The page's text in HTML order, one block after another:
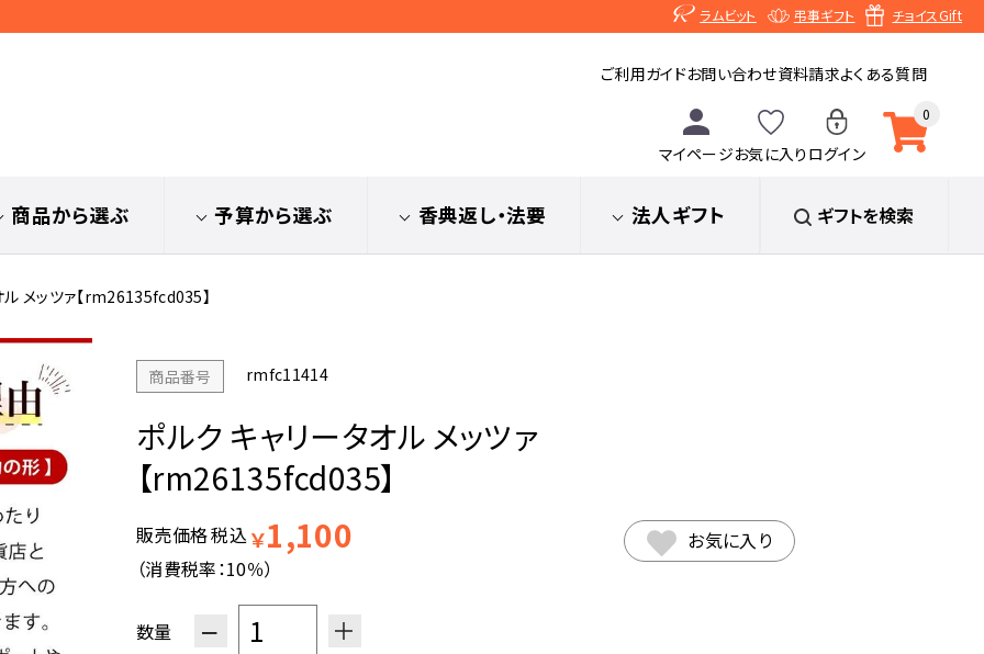
ラムビット 弔事ギフト チョイスGift
0
ご利用ガイドお問い合わせ資料請求よくある質問
マイページお気に入り ログイン
商品から選ぶ 予算から選ぶ 香典返し・法要 法人ギフト ギフトを検索
メッツァ【rm26135fcd035】
商品番号 rmfc11414
ポルク キャリータオル メッツァ
【rm26135fcd035】
販売価格税込 ￥1,100
（消費税率：10％）
お気に入り
数量 − ＋